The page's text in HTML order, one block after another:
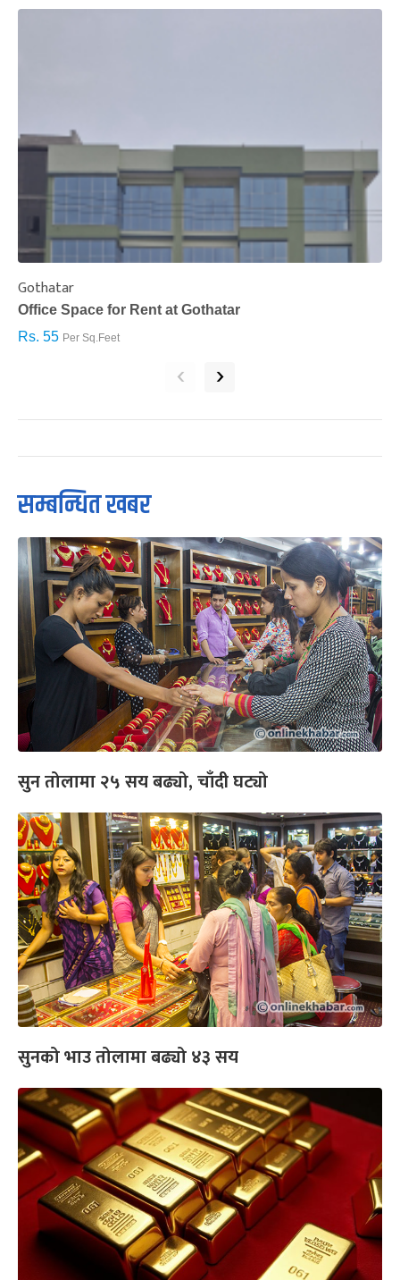
Gothatar
Office Space for Rent at Gothatar
Rs. 55 Per Sq.Feet
‹ ›
सम्बन्धित खबर
सुन तोलामा २५ सय बढ्यो, चाँदी घट्यो
सुनको भाउ तोलामा बढ्यो ४३ सय